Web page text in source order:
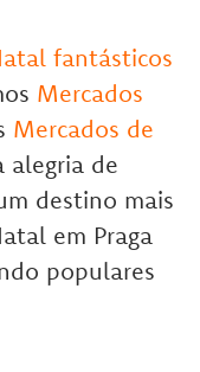
fantásticos
Mercados
Mercados de
alegria de
destino mais
em Praga
populares